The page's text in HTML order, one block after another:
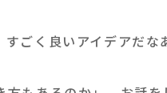
ごく良いアイデアだな